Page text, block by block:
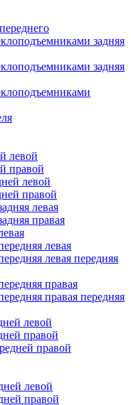
задняя
задняя
левой
правой
левой
правой
левая
правая
левая
левая передняя
правая
правая передняя
левой
правой
правой
левой
правой